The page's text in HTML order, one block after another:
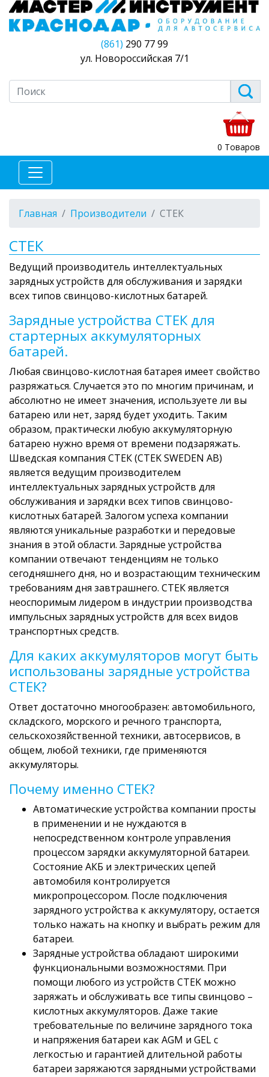
(861) 290 77 99
ул. Новороссийская 7/1
0 Товаров
Главная Производители СТЕК
СТЕК
Ведущий производитель интеллектуальных
зарядных устройств для обслуживания и зарядки
всех типов свинцово-кислотных батарей.
Зарядные устройства СТЕК для
стартерных аккумуляторных
батарей.
Любая свинцово-кислотная батарея имеет свойство
разряжаться. Случается это по многим причинам, и
абсолютно не имеет значения, используете ли вы
батарею или нет, заряд будет уходить. Таким
образом, практически любую аккумуляторную
батарею нужно время от времени подзаряжать.
Шведская компания СТЕК (CTEK SWEDEN AB)
является ведущим производителем
интеллектуальных зарядных устройств для
обслуживания и зарядки всех типов свинцово-
кислотных батарей. Залогом успеха компании
являются уникальные разработки и передовые
знания в этой области. Зарядные устройства
компании отвечают тенденциям не только
сегодняшнего дня, но и возрастающим техническим
требованиям дня завтрашнего. СТЕК является
неоспоримым лидером в индустрии производства
импульсных зарядных устройств для всех видов
транспортных средств.
Для каких аккумуляторов могут быть
использованы зарядные устройства
СТЕК?
Ответ достаточно многообразен: автомобильного,
складского, морского и речного транспорта,
сельскохозяйственной техники, автосервисов, в
общем, любой техники, где применяются
аккумуляторы.
Почему именно СТЕК?
Автоматические устройства компании просты
в применении и не нуждаются в
непосредственном контроле управления
процессом зарядки аккумуляторной батареи.
Состояние АКБ и электрических цепей
автомобиля контролируется
микропроцессором. После подключения
зарядного устройства к аккумулятору, остается
только нажать на кнопку и выбрать режим для
батареи.
Зарядные устройства обладают широкими
функциональными возможностями. При
помощи любого из устройств CTEK можно
заряжать и обслуживать все типы свинцово –
кислотных аккумуляторов. Даже такие
требовательные по величине зарядного тока
и напряжения батареи как AGM и GEL с
легкостью и гарантией длительной работы
батареи заряжаются зарядными устройствами